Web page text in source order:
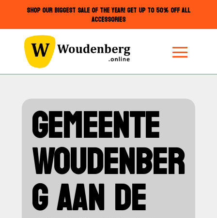
SHOP OUR BIGGEST SALE OF THE YEAR! GET UP TO 50% OFF ALL
ACCESSORIES
GEMEENTE
WOUDENBER
G AAN DE